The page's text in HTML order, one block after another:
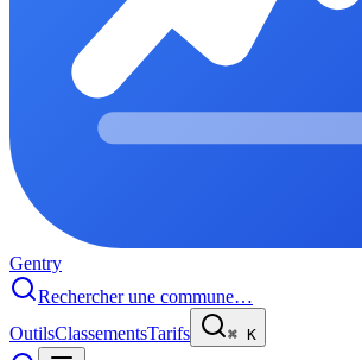
Gentry
Rechercher une commune…
OutilsClassementsTarifs ⌘ K